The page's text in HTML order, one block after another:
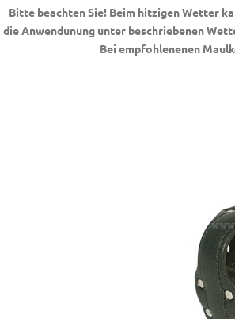
Bitte beachten Sie! Beim hitzigen Wetter
die Anwendunung unter beschriebenen
Bei empfohlenenen